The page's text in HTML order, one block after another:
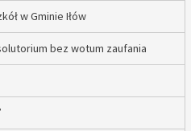
w Gminie Iłów
bez wotum zaufania